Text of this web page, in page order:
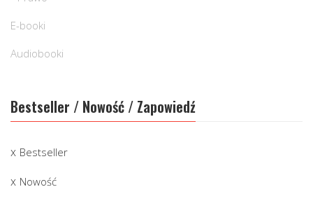
E-booki
Audiobooki
Bestseller / Nowość / Zapowiedź
Bestseller
Nowość